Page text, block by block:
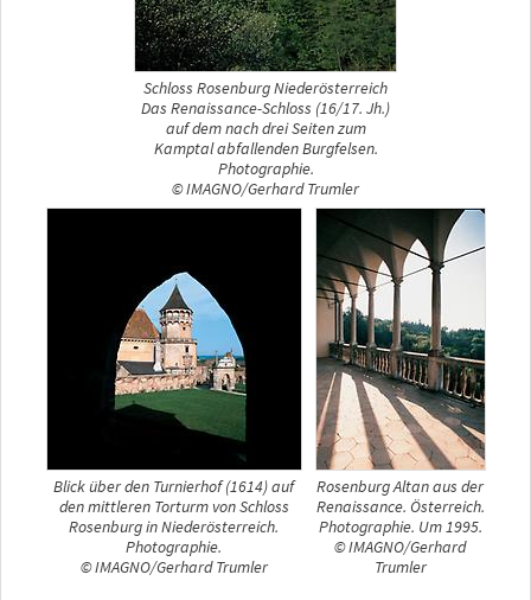
Schloss Rosenburg Niederösterreich
Das Renaissance-Schloss (16/17. Jh.)
auf dem nach drei Seiten zum
Kamptal abfallenden Burgfelsen.
Photographie.
© IMAGNO/Gerhard Trumler
Blick über den Turnierhof (1614) auf
den mittleren Torturm von Schloss
Rosenburg in Niederösterreich.
Photographie.
© IMAGNO/Gerhard Trumler
Rosenburg Altan aus der
Renaissance. Österreich.
Photographie. Um 1995.
© IMAGNO/Gerhard
Trumler